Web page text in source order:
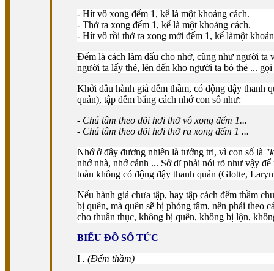
- Hít vô xong đếm 1, kể là một khoảng cách.
- Thở ra xong đếm 1, kể là một khoảng cách.
- Hít vô rồi thở ra xong mới đếm 1, kể làmột
Ðếm là cách làm dấu cho nhớ, cũng như người ta
người ta lấy thẻ, lên đến kho người ta bỏ thẻ ...
Khởi đầu hành giả đếm thầm, có động đậy thanh
quản), tập đếm bằng cách nhớ con số như:
- Chú tâm theo dõi hơi thở vô xong đếm 1...
- Chú tâm theo dõi hơi thở ra xong đếm 1 ...
Nhớ ở đây đương nhiên là tưởng tri, vì con số là
nhớ nhà, nhớ cảnh ... Sở dĩ phải nói rõ như vậy
toàn không có động đậy thanh quản (Glotte,
Nếu hành giả chưa tập, hay tập cách đếm thầm
bị quên, mà quên sẽ bị phóng tâm, nên phải theo
cho thuần thục, không bị quên, không bị lộn,
BIỂU ÐỒ SỐ TỨC
I . (Ðếm thầm)